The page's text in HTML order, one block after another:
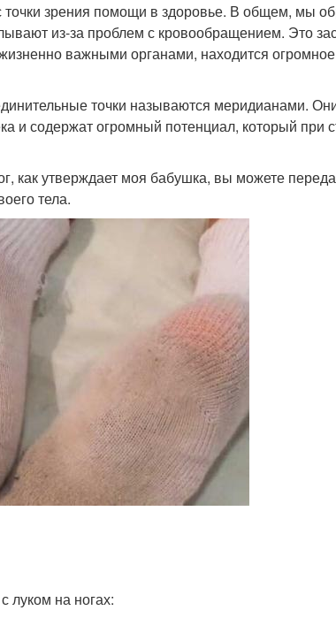
точки зрения помощи в здоровье. В общем, мы
из-за проблем с кровообращением. Это
важными органами, находится огромное
точки называются меридианами.
и содержат огромный потенциал, который при
как утверждает моя бабушка, вы можете
тела.
луком на ногах: